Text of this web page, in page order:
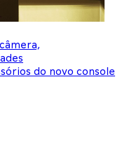
do novo console